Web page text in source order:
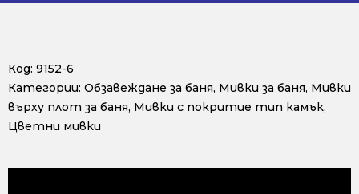
Код: 9152-6
Категории: Обзавеждане за баня, Мивки за баня, Мивки
върху плот за баня, Мивки с покритие тип камък,
Цветни мивки